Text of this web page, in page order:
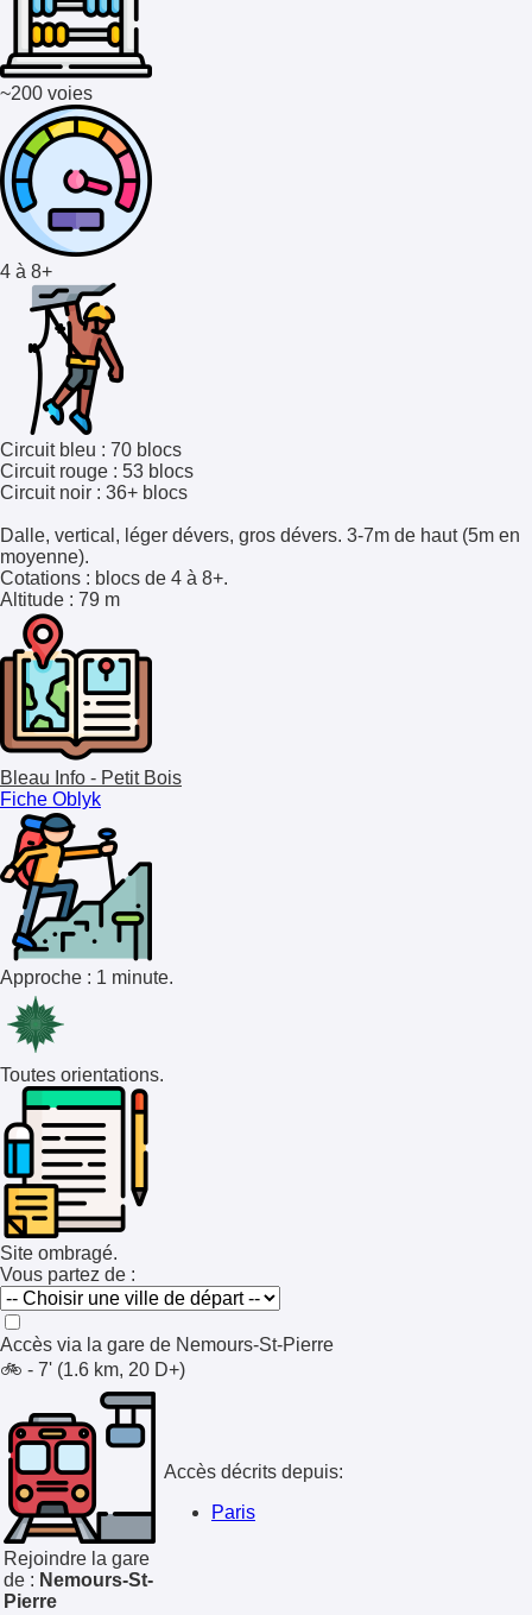
~200 voies
4 à 8+
Circuit bleu : 70 blocs
Circuit rouge : 53 blocs
Circuit noir : 36+ blocs
Dalle, vertical, léger dévers, gros dévers. 3-7m de haut (5m en
moyenne).
Cotations : blocs de 4 à 8+.
Altitude : 79 m
Bleau Info - Petit Bois
Fiche Oblyk
Approche : 1 minute.
Toutes orientations.
Site ombragé.
Vous partez de :
Accès via la gare de Nemours-St-Pierre
🚲 - 7' (1.6 km, 20 D+)
Rejoindre la gare
de : Nemours-St-
Pierre
Accès décrits depuis:
Paris